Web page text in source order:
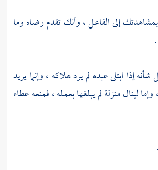
إلى الفاعل ، وأنك تقدم رضاه وما
إذا ابتلى عبده لم يرد هلاكه ، وإنما يريد
لينال منزلة لم يبلغها بعمله ، فمنعه عطاء